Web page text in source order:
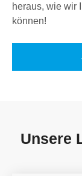
heraus, wie wir
können!
Unsere